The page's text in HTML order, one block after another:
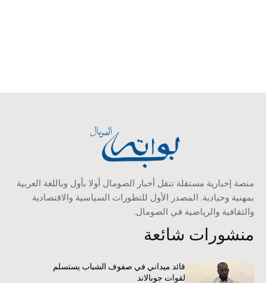
منصة إخبارية مستقلة تنقل أخبار الصومال أولا بأول وباللغة العربية
بمهنية وحيادية. المصدر الأول للتطورات السياسية والاقتصادية
والثقافية والرياضية في الصومال.
منشورات شائعة
قائد ميداني في صفوف الشباب يستسلم
لقوات جوبالاند